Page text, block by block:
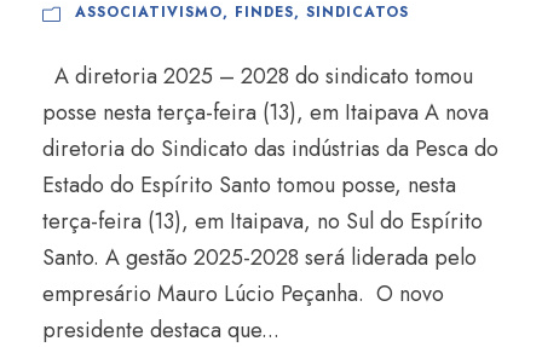
ASSOCIATIVISMO, FINDES, SINDICATOS
A diretoria 2025 – 2028 do sindicato tomou
posse nesta terça-feira (13), em Itaipava A nova
diretoria do Sindicato das indústrias da Pesca do
Estado do Espírito Santo tomou posse, nesta
terça-feira (13), em Itaipava, no Sul do Espírito
Santo. A gestão 2025-2028 será liderada pelo
empresário Mauro Lúcio Peçanha. O novo
presidente destaca que...